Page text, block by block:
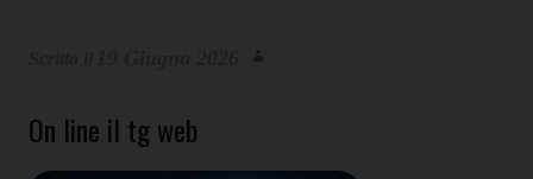
On line il tg web